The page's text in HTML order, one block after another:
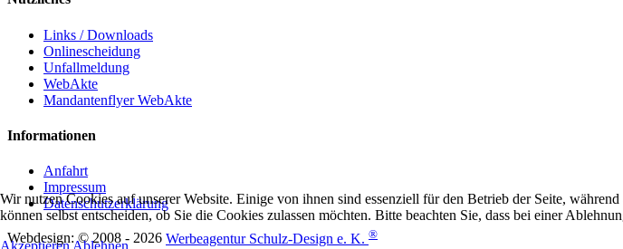
Links / Downloads
Onlinescheidung
Unfallmeldung
WebAkte
Mandantenflyer WebAkte
Informationen
Anfahrt
Impressum
Datenschutzerklärung
Webdesign: © 2008 - 2026 Werbeagentur Schulz-Design e. K. ®
Wir nutzen Cookies auf unserer Website. Einige von ihnen sind essenziell für den Betrieb der Seite,
können selbst entscheiden, ob Sie die Cookies zulassen möchten. Bitte beachten Sie, dass bei einer
AkzeptierenAblehnen